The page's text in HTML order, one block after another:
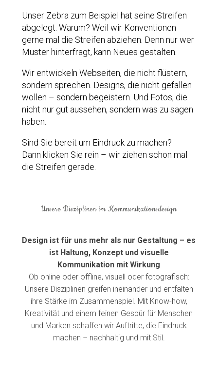
Unser Zebra zum Beispiel hat seine Streifen
abgelegt. Warum? Weil wir Konventionen
gerne mal die Streifen abziehen. Denn nur wer
Muster hinterfragt, kann Neues gestalten.
Wir entwickeln Webseiten, die nicht flüstern,
sondern sprechen. Designs, die nicht gefallen
wollen – sondern begeistern. Und Fotos, die
nicht nur gut aussehen, sondern was zu sagen
haben.
Sind Sie bereit um Eindruck zu machen?
Dann klicken Sie rein – wir ziehen schon mal
die Streifen gerade.
Unsere Disziplinen im Kommunikationsdesign
Design ist für uns mehr als nur Gestaltung – es
ist Haltung, Konzept und visuelle
Kommunikation mit Wirkung
Ob online oder offline, visuell oder fotografisch:
Unsere Disziplinen greifen ineinander und entfalten
ihre Stärke im Zusammenspiel. Mit Know-how,
Kreativität und einem feinen Gespür für Menschen
und Marken schaffen wir Auftritte, die Eindruck
machen – nachhaltig und mit Stil.